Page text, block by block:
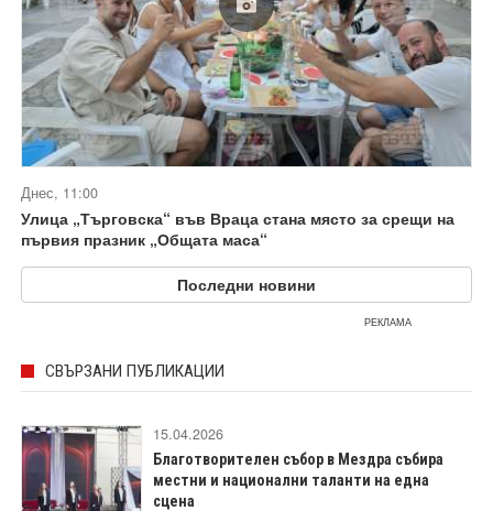
Днес, 11:00
Улица „Търговска“ във Враца стана място за срещи на
първия празник „Общата маса“
Последни новини
РЕКЛАМА
СВЪРЗАНИ ПУБЛИКАЦИИ
15.04.2026
Благотворителен събор в Мездра събира
местни и национални таланти на една
сцена